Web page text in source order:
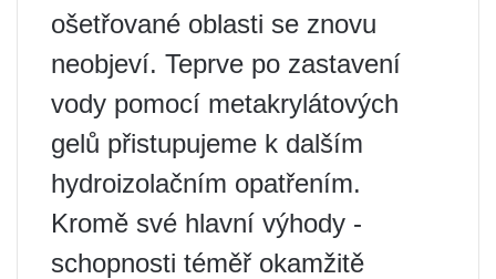
ošetřované oblasti se znovu
neobjeví. Teprve po zastavení
vody pomocí metakrylátových
gelů přistupujeme k dalším
hydroizolačním opatřením.
Kromě své hlavní výhody -
schopnosti téměř okamžitě